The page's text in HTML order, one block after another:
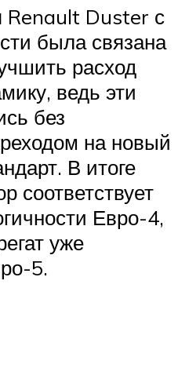
Renault Duster с
была связана
расход
ведь эти
без
на новый
В итоге
соответствует
Евро-4,
уже
5.